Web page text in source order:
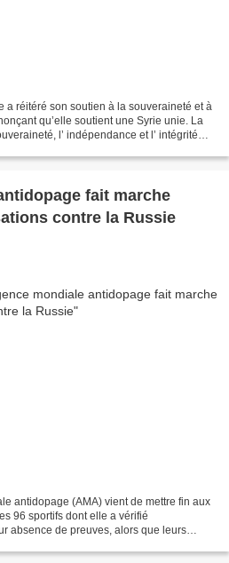
a réitéré son soutien à la souveraineté et à
qu’elle soutient une Syrie unie. La
l’ indépendance et l’ intégrité
fait marche
contre la Russie
antidopage (AMA) vient de mettre fin aux
96 sportifs dont elle a vérifié
absence de preuves, alors que leurs